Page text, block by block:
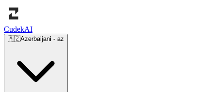
CudekAI
🇦🇿Azerbaijani - az